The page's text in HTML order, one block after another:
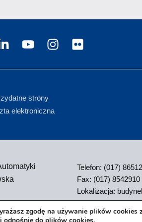
strony
elektroniczna
Telefon: (017)
Fax: (017) 8542910
Lokalizacja:
zgodę na używanie plików